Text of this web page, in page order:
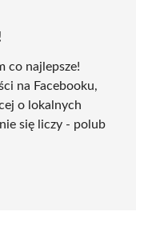
co najlepsze!
na Facebooku,
o lokalnych
się liczy - polub